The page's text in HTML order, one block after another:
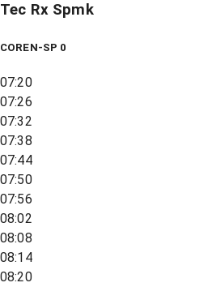
Tec Rx Spmk
COREN-SP 0
07:20
07:26
07:32
07:38
07:44
07:50
07:56
08:02
08:08
08:14
08:20